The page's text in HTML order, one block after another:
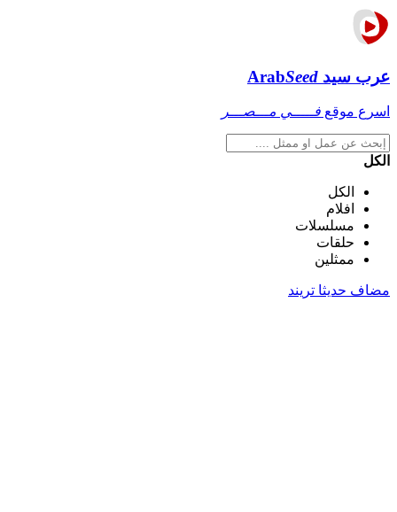
عرب سيد ArabSeed
اسرع موقع فـــــي مـــصـــر
الكل
الكل
افلام
مسلسلات
حلقات
ممثلين
مضاف حديثا تريند